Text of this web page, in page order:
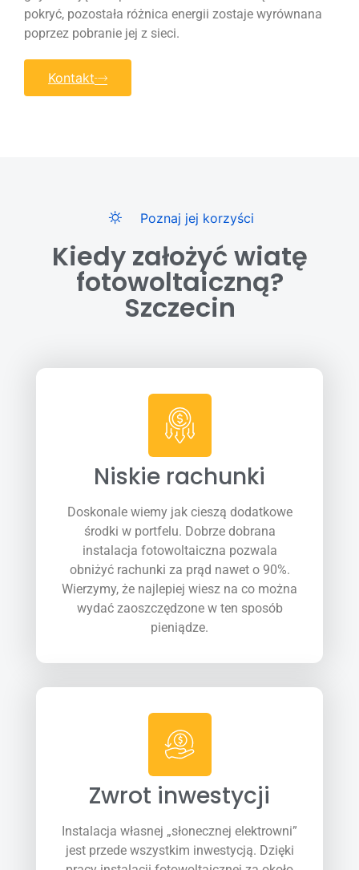
pokryć, pozostała różnica energii zostaje wyrównana
poprzez pobranie jej z sieci.
Kontakt
Poznaj jej korzyści
Kiedy założyć wiatę
fotowoltaiczną?
Szczecin
Niskie rachunki
Doskonale wiemy jak cieszą dodatkowe
środki w portfelu. Dobrze dobrana
instalacja fotowoltaiczna pozwala
obniżyć rachunki za prąd nawet o 90%.
Wierzymy, że najlepiej wiesz na co można
wydać zaoszczędzone w ten sposób
pieniądze.
Zwrot inwestycji
Instalacja własnej „słonecznej elektrowni”
jest przede wszystkim inwestycją. Dzięki